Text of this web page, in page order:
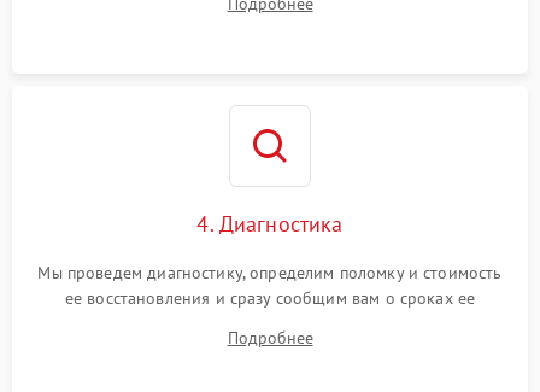
4. Диагностика
Мы проведем диагностику, определим поломку и стоимость
ее восстановления и сразу сообщим вам о сроках ее
Подробнее